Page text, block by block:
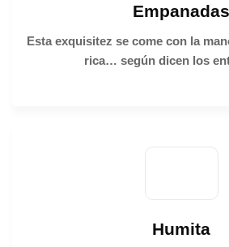
Empanadas
Esta exquisitez se come con la
rica… según dicen los
Humita